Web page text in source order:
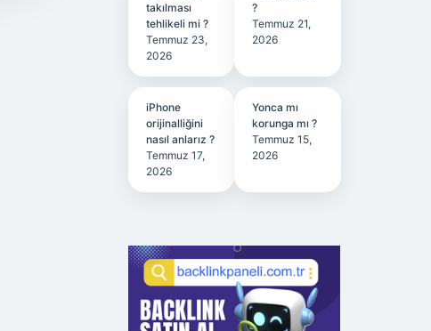
takılması
tehlikeli mi ?
Temmuz 23,
2026
?
Temmuz 21,
2026
iPhone
orijinalliğini
nasıl anlarız ?
Temmuz 17,
2026
Yonca mı
korunga mı ?
Temmuz 15,
2026